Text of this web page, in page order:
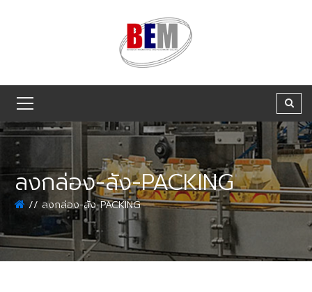
ลงกล่อง-ลัง-PACKING
ลงกล่อง-ลัง-PACKING